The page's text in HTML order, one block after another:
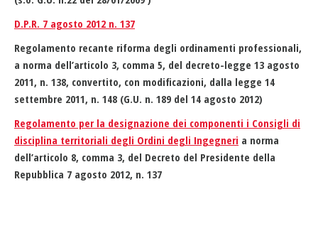
D.P.R. 7 agosto 2012 n. 137
Regolamento recante riforma degli ordinamenti professionali,
a norma dell’articolo 3, comma 5, del decreto-legge 13 agosto
2011, n. 138, convertito, con modificazioni, dalla legge 14
settembre 2011, n. 148 (G.U. n. 189 del 14 agosto 2012)
Regolamento per la designazione dei componenti i Consigli di
disciplina territoriali degli Ordini degli Ingegneri a norma
dell’articolo 8, comma 3, del Decreto del Presidente della
Repubblica 7 agosto 2012, n. 137